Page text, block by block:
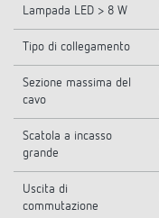
Lampada LED > 8 W
Tipo di collegamento
Sezione massima del
cavo
Scatola a incasso
grande
Uscita di
commutazione